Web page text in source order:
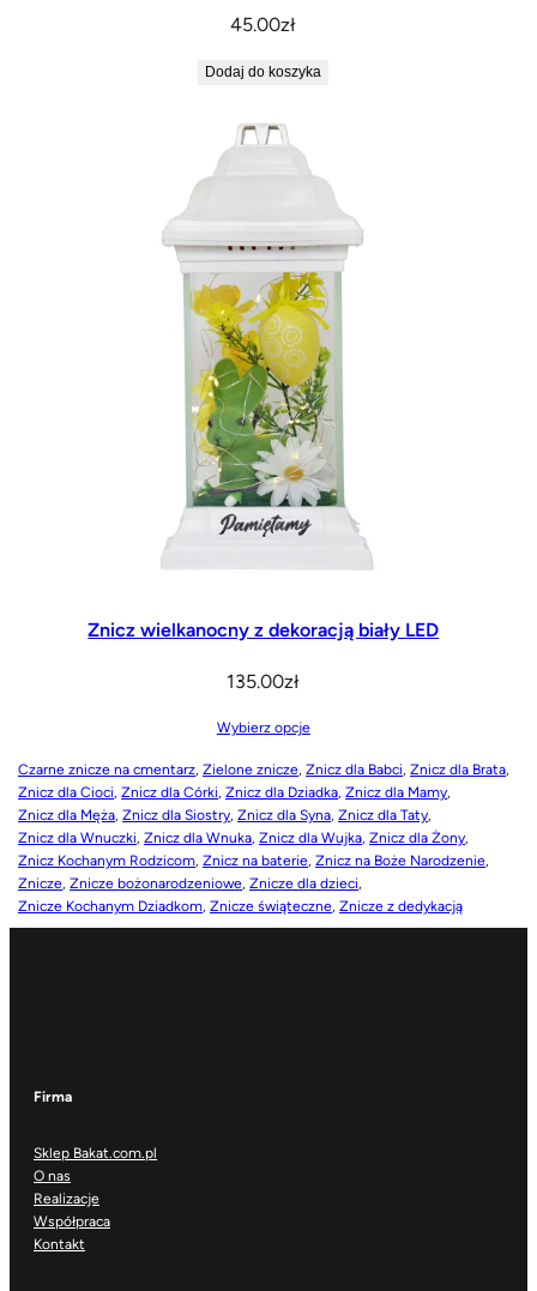
45.00zł
Dodaj do koszyka
Znicz wielkanocny z dekoracją biały LED
135.00zł
Wybierz opcje
Czarne znicze na cmentarz, Zielone znicze, Znicz dla Babci, Znicz dla Brata,
Znicz dla Cioci, Znicz dla Córki, Znicz dla Dziadka, Znicz dla Mamy,
Znicz dla Męża, Znicz dla Siostry, Znicz dla Syna, Znicz dla Taty,
Znicz dla Wnuczki, Znicz dla Wnuka, Znicz dla Wujka, Znicz dla Żony,
Znicz Kochanym Rodzicom, Znicz na baterie, Znicz na Boże Narodzenie,
Znicze, Znicze bożonarodzeniowe, Znicze dla dzieci,
Znicze Kochanym Dziadkom, Znicze świąteczne, Znicze z dedykacją
Firma
Sklep Bakat.com.pl
O nas
Realizacje
Współpraca
Kontakt